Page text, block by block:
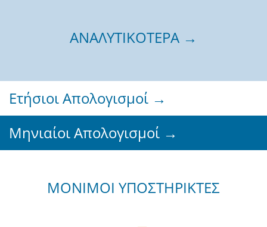
ΑΝΑΛΥΤΙΚΟΤΕΡΑ →
Ετήσιοι Απολογισμοί →
Μηνιαίοι Απολογισμοί →
ΜΟΝΙΜΟΙ ΥΠΟΣΤΗΡΙΚΤΕΣ